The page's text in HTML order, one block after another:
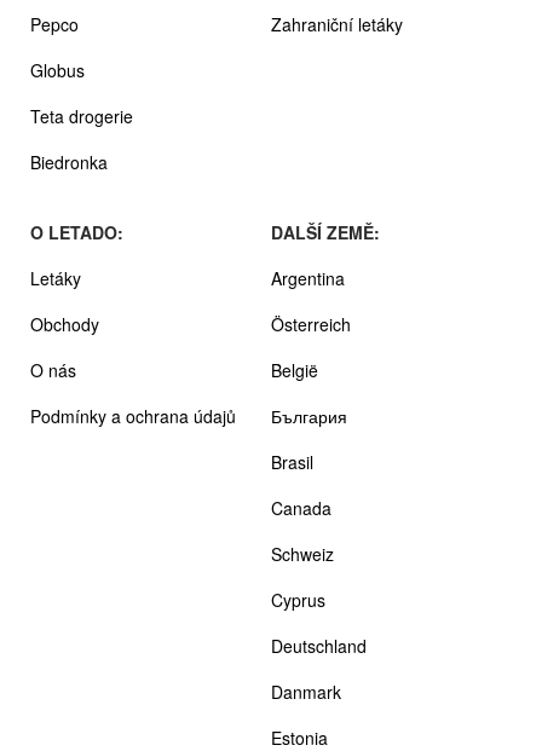
Pepco
Globus
Teta drogerie
Biedronka
Zahraniční letáky
O LETADO:
Letáky
Obchody
O nás
Podmínky a ochrana údajů
DALŠÍ ZEMĚ:
Argentina
Österreich
België
България
Brasil
Canada
Schweiz
Cyprus
Deutschland
Danmark
Estonia